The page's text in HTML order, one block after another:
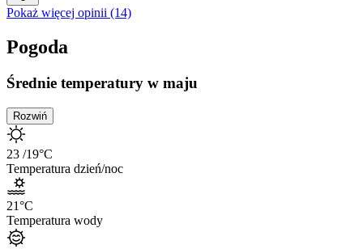
Pokaż więcej opinii (14)
Pogoda
Średnie temperatury w maju
Rozwiń
23 /19°C
Temperatura dzień/noc
21°C
Temperatura wody